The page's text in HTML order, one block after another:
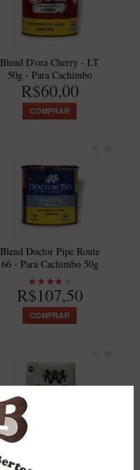
Blend D'ora Cherry - LT
50g - Para Cachimbo
R$60,00
COMPRAR
Blend Doctor Pipe Route
66 - Para Cachimbo 50g
R$107,50
COMPRAR